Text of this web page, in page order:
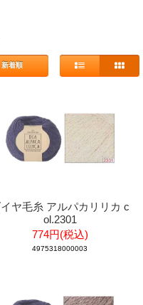
新着順
イヤ毛糸 アルパカリリカ c
ol.2301
774円(税込)
4975318000003